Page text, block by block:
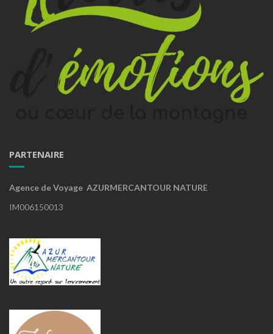
PARTENAIRE
Agence de Voyage AZURMERCANTOUR NATURE
IM006150013